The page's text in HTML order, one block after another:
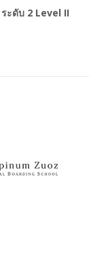
ระดับ 2 Level II